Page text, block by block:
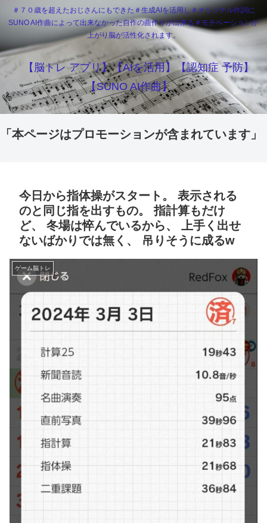
＃７０歳を超えたおじさんにもできた＃生成AIを活用し＃オリジナル作詞に
SUNO AI作曲によって出来なかった自作の曲作りが出来る＃モチベーションが
上がり脳が活性化されます。
【脳トレ アプリ】【AIを活用】【認知症 予防】
【SUNO AI作曲】
「本ページはプロモーションが含まれています」
今日から指体操がスタート。 表示される
のと同じ指を出すもの。 指計算もだけ
ど、 冬場は悴んでいるから、 上手く出せ
ないばかりでは無く、 吊りそうに成るw
ゲーム脳トレ